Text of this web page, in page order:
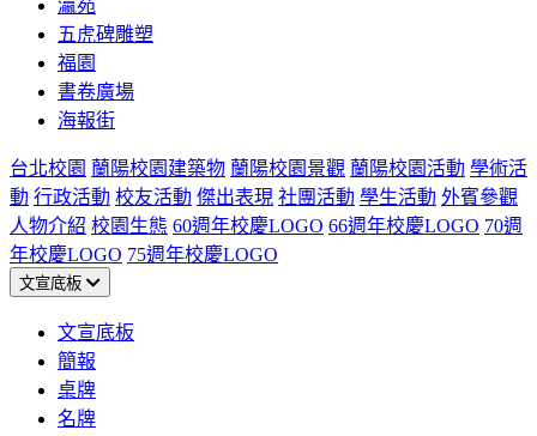
瀛苑
五虎碑雕塑
福園
書卷廣場
海報街
台北校園 蘭陽校園建築物 蘭陽校園景觀 蘭陽校園活動 學術活
動 行政活動 校友活動 傑出表現 社團活動 學生活動 外賓參觀
人物介紹 校園生態 60週年校慶LOGO 66週年校慶LOGO 70週
年校慶LOGO 75週年校慶LOGO
文宣底板
文宣底板
簡報
桌牌
名牌